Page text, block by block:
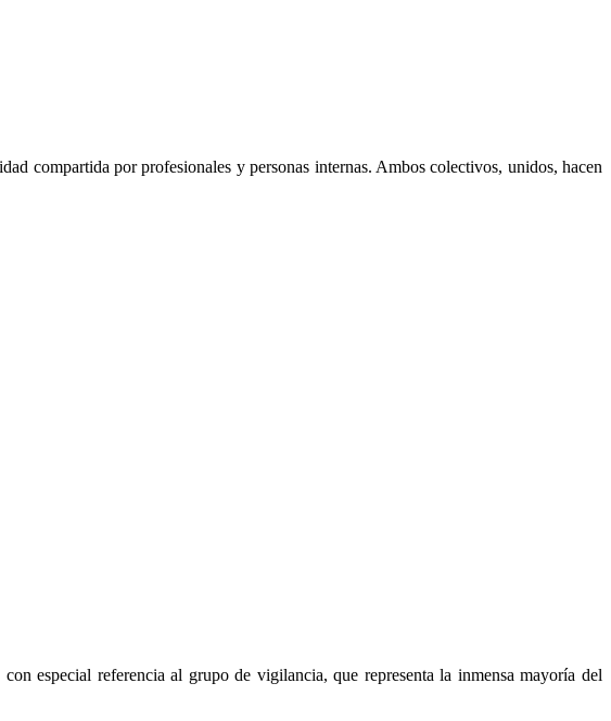
compartida por profesionales y personas internas. Ambos colectivos, unidos, hacen
especial referencia al grupo de vigilancia, que representa la inmensa mayoría del